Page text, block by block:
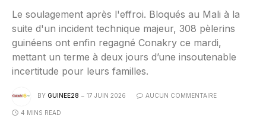
Le soulagement après l'effroi. Bloqués au Mali à la
suite d'un incident technique majeur, 308 pèlerins
guinéens ont enfin regagné Conakry ce mardi,
mettant un terme à deux jours d’une insoutenable
incertitude pour leurs familles.
BY GUINEE28 17 JUIN 2026 AUCUN COMMENTAIRE
4 MINS READ